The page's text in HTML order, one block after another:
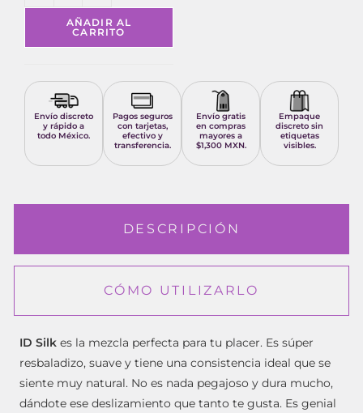
AÑADIR AL
CARRITO
Envío discreto
y rápido a
todo México.
Pagos seguros
con tarjetas,
efectivo y
transferencia.
Envío gratis
en compras
mayores a
$1,300 MXN.
Empaque
discreto sin
etiquetas
visibles.
DESCRIPCIÓN
CÓMO UTILIZARLO
ID Silk es la mezcla perfecta para tu placer. Es súper
resbaladizo, suave y tiene una consistencia ideal que se
siente muy natural. No es nada pegajoso y dura mucho,
dándote ese deslizamiento que tanto te gusta. Es genial